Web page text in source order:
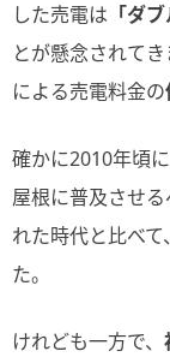
した売電は 「ダ
とが懸念されて
による売電料金の
確かに2010年頃
屋根に普及させ
れた時代と比べて、
た。
けれども一方で、